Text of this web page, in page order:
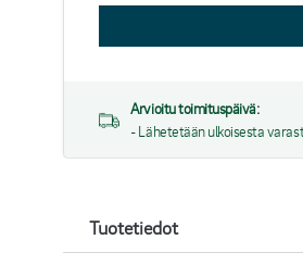
Arvioitu toimituspäivä:
- Lähetetään ulkoisesta
Tuotetiedot